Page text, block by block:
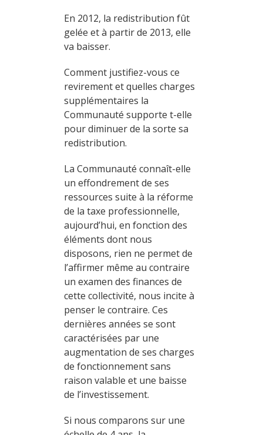
En 2012, la redistribution fût
gelée et à partir de 2013, elle
va baisser.
Comment justifiez-vous ce
revirement et quelles charges
supplémentaires la
Communauté supporte t-elle
pour diminuer de la sorte sa
redistribution.
La Communauté connaît-elle
un effondrement de ses
ressources suite à la réforme
de la taxe professionnelle,
aujourd’hui, en fonction des
éléments dont nous
disposons, rien ne permet de
l’affirmer même au contraire
un examen des finances de
cette collectivité, nous incite à
penser le contraire. Ces
dernières années se sont
caractérisées par une
augmentation de ses charges
de fonctionnement sans
raison valable et une baisse
de l’investissement.
Si nous comparons sur une